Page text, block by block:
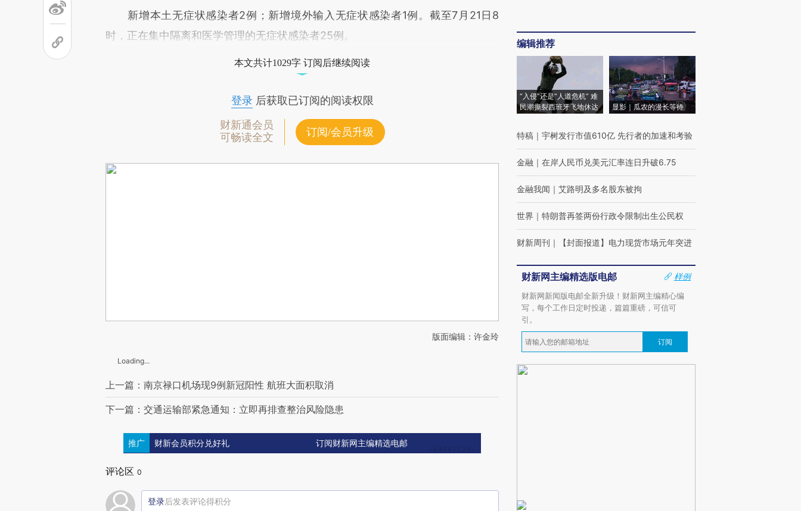
新增本土无症状感染者2例；新增境外输入无症状感染者1例。截至7月21日8
时，正在集中隔离和医学管理的无症状感染者25例。
本文共计1029字 订阅后继续阅读
登录后获取已订阅的阅读权限
财新通会员
可畅读全文
订阅/会员升级
版面编辑：许金玲
Loading...
上一篇：南京禄口机场现9例新冠阳性 航班大面积取消
下一篇：交通运输部紧急通知：立即再排查整治风险隐患
推广 财新会员积分兑好礼 订阅财新网主编精选电邮
评论区 0
登录后发表评论得积分
编辑推荐
“入侵”还是“人道危机” 难
民潮撕裂西班牙飞地休达
显影｜瓜农的漫长等待
特稿 ｜ 宇树发行市值610亿 先行者的加速和考验
金融 ｜ 在岸人民币兑美元汇率连日升破6.75
金融我闻 ｜ 艾路明及多名股东被拘
世界 ｜ 特朗普再签两份行政令限制出生公民权
财新周刊 ｜ 【封面报道】电力现货市场元年突进
财新网主编精选版电邮
样例
财新网新闻版电邮全新升级！财新网主编精心编
写，每个工作日定时投递，篇篇重磅，可信可
引。
订阅